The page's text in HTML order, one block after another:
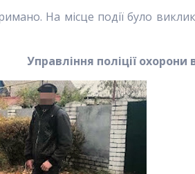
На місце події було
Управління поліції охорони